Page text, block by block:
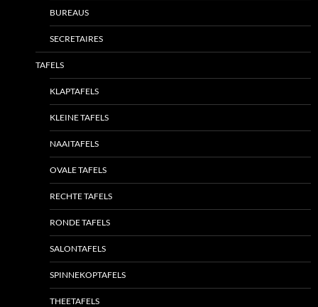
BUREAUS
SECRETAIRES
TAFELS
KLAPTAFELS
KLEINE TAFELS
NAAITAFELS
OVALE TAFELS
RECHTE TAFELS
RONDE TAFELS
SALONTAFELS
SPINNEKOPTAFELS
THEETAFELS